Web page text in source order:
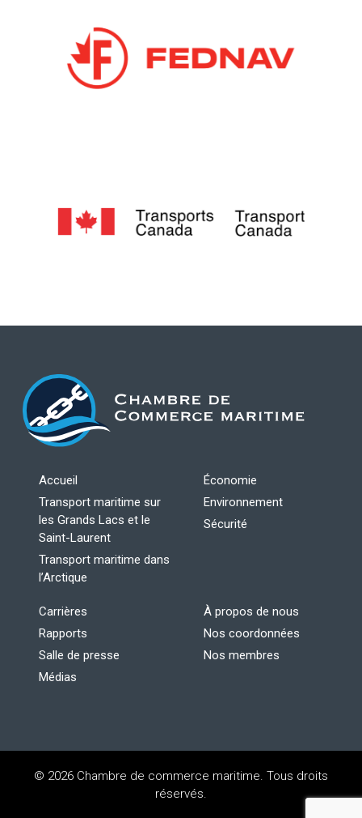
Accueil
Transport maritime sur
les Grands Lacs et le
Saint-Laurent
Transport maritime dans
l’Arctique
Économie
Environnement
Sécurité
Carrières
Rapports
Salle de presse
Médias
À propos de nous
Nos coordonnées
Nos membres
© 2026 Chambre de commerce maritime. Tous droits
réservés.